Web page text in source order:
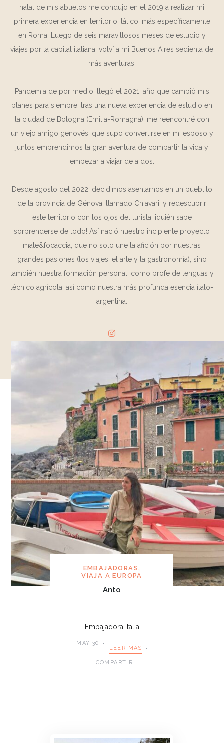
natal de mis abuelos me condujo en el 2019 a realizar mi
primera experiencia en territorio itálico, más específicamente
en Roma. Luego de seis maravillosos meses de estudio y
viajes por la capital italiana, volví a mi Buenos Aires sedienta de
más aventuras.
Pandemia de por medio, llegó el 2021, año que cambió mis
planes para siempre: tras una nueva experiencia de estudio en
la ciudad de Bologna (Emilia-Romagna), me reencontré con
un viejo amigo genovés, que supo convertirse en mi esposo y
juntos emprendimos la gran aventura de compartir la vida y
empezar a viajar de a dos.
Desde agosto del 2022, decidimos asentarnos en un pueblito
de la provincia de Génova, llamado Chiavari, y redescubrir
este territorio con los ojos del turista, ¡quién sabe
sorprenderse de todo! Así nació nuestro incipiente proyecto
mate&focaccia , que no solo une la afición por nuestras
grandes pasiones (los viajes, el arte y la gastronomía), sino
también nuestra formación personal, como profe de lenguas y
técnico agrícola, así como nuestra más profunda esencia ítalo-
argentina.
EMBAJADORAS
EMBAJADORAS,
VIAJA A EUROPA
Anto
Embajadora Italia
MAY 30
LEER MÁS
COMPARTIR